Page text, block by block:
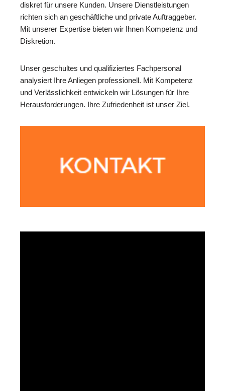
diskret für unsere Kunden. Unsere Dienstleistungen
richten sich an geschäftliche und private Auftraggeber.
Mit unserer Expertise bieten wir Ihnen Kompetenz und
Diskretion.
Unser geschultes und qualifiziertes Fachpersonal
analysiert Ihre Anliegen professionell. Mit Kompetenz
und Verlässlichkeit entwickeln wir Lösungen für Ihre
Herausforderungen. Ihre Zufriedenheit ist unser Ziel.